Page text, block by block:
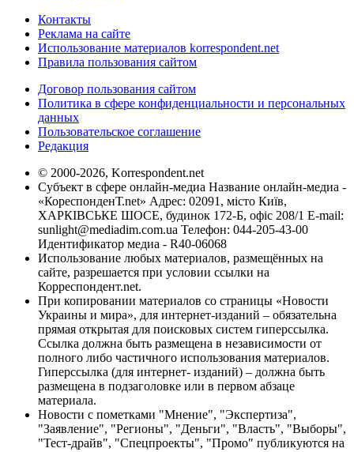
Контакты
Реклама на сайте
Использование материалов korrespondent.net
Правила пользования сайтом
Договор пользования сайтом
Политика в сфере конфиденциальности и персональных
данных
Пользовательское соглашение
Редакция
© 2000-2026, Korrespondent.net
Субъект в сфере онлайн-медиа Название онлайн-медиа -
«КореспонденТ.net» Адрес: 02091, місто Київ,
ХАРКІВСЬКЕ ШОСЕ, будинок 172-Б, офіс 208/1 E-mail:
sunlight@mediadim.com.ua Телефон: 044-205-43-00
Идентификатор медиа - R40-06068
Использование любых материалов, размещённых на
сайте, разрешается при условии ссылки на
Корреспондент.net.
При копировании материалов со страницы «Новости
Украины и мира», для интернет-изданий – обязательна
прямая открытая для поисковых систем гиперссылка.
Ссылка должна быть размещена в независимости от
полного либо частичного использования материалов.
Гиперссылка (для интернет- изданий) – должна быть
размещена в подзаголовке или в первом абзаце
материала.
Новости с пометками "Мнение", "Экспертиза",
"Заявление", "Регионы", "Деньги", "Власть", "Выборы",
"Тест-драйв", "Спецпроекты", "Промо" публикуются на